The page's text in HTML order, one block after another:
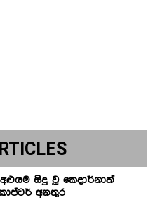
අළුයම සිදු වූ කෙදාර්නාත්
අනතුර